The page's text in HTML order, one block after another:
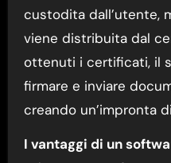
custodita dall’utente,
viene distribuita dal
ottenuti i certificati, il
firmare e inviare
creando un’impronta
I vantaggi di un